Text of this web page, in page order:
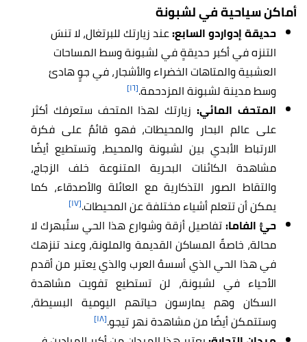
أماكن سياحية في لشبونة
حديقة إدواردو السابع:عند زيارتك للبرتغال، لا تنسَ
التنزه في أكبر حديقةٍ في لشبونة وسط المساحات
العشبية والمتاهات الخضراء والأشجار، في جوٍ هادئ
وسط مدينة لشبونة المزدحمة.[١٦]
المتحف المائي:زيارتك لهذا المتحف ستعرفك أكثر
على عالم البحار والمحيطات، فهو قائمٌ على فكرة
الارتباط الأبدي بين لشبونة والمحيط، وتستطيع أيضًا
مشاهدة الكائنات البحرية المتنوعة خلف الزجاج،
والتقاط الصور التذكارية مع العائلة والأصدقاء، كما
يمكن أن تتعلم أشياء مختلفة عن المحيطات.[١٧]
حيُّ الفاما:تفاصيل أزقة وشوارع هذا الحي ستُبهرك لا
محالة، خاصةً المساكن القديمة والملونة، وعند تنزهك
في هذا الحي الذي أسسهُ العرب والذي يعتبر من أقدم
الأحياء في لشبونة، لن تستطيع تفويت مشاهدة
السكان وهم يمارسون حياتهم اليومية البسيطة،
وستتمكن أيضًا من مشاهدة نهر تيجو.[١٨]